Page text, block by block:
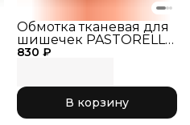
830 ₽
Обмотка тканевая для
шишечек PASTORELLI
оранжевый
В корзину